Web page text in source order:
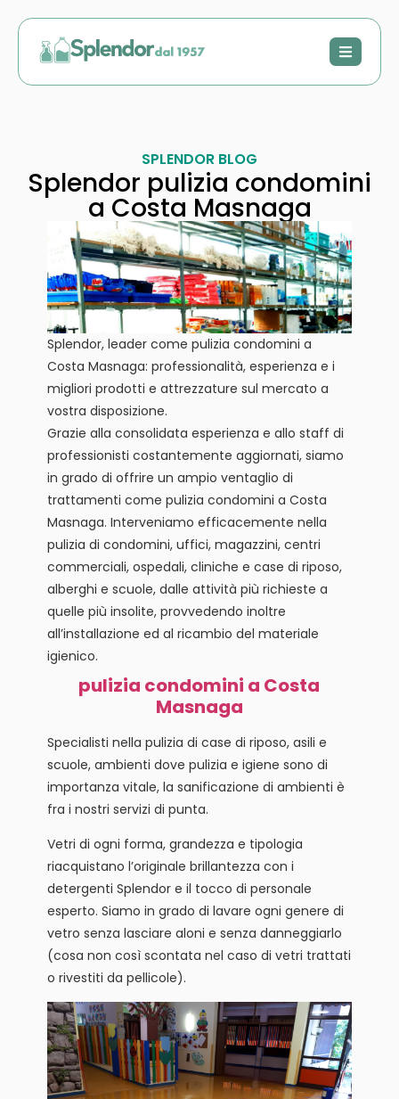
SPLENDOR BLOG
Splendor pulizia condomini
a Costa Masnaga
Splendor, leader come pulizia condomini a
Costa Masnaga: professionalità, esperienza e i
migliori prodotti e attrezzature sul mercato a
vostra disposizione.
Grazie alla consolidata esperienza e allo staff di
professionisti costantemente aggiornati, siamo
in grado di offrire un ampio ventaglio di
trattamenti come pulizia condomini a Costa
Masnaga. Interveniamo efficacemente nella
pulizia di condomini, uffici, magazzini, centri
commerciali, ospedali, cliniche e case di riposo,
alberghi e scuole, dalle attività più richieste a
quelle più insolite, provvedendo inoltre
all’installazione ed al ricambio del materiale
igienico.
pulizia condomini a Costa
Masnaga
Specialisti nella pulizia di case di riposo, asili e
scuole, ambienti dove pulizia e igiene sono di
importanza vitale, la sanificazione di ambienti è
fra i nostri servizi di punta.
Vetri di ogni forma, grandezza e tipologia
riacquistano l’originale brillantezza con i
detergenti Splendor e il tocco di personale
esperto. Siamo in grado di lavare ogni genere di
vetro senza lasciare aloni e senza danneggiarlo
(cosa non così scontata nel caso di vetri trattati
o rivestiti da pellicole).